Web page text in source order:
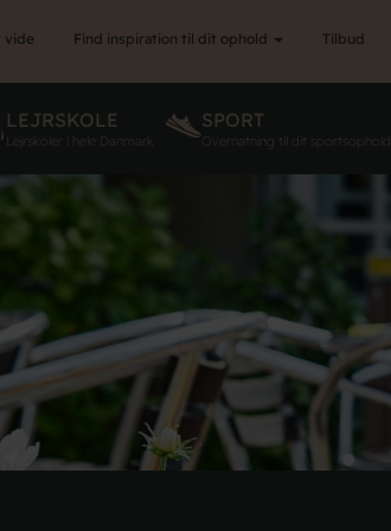
vide Find inspiration til dit ophold Tilbud
LEJRSKOLE
Lejrskoler i hele Danmark
SPORT
Overnatning til dit sportsophold